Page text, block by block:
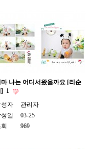
마 나는 어디서왔을까요 [리순
1
성자
관리자
일
03-25
969